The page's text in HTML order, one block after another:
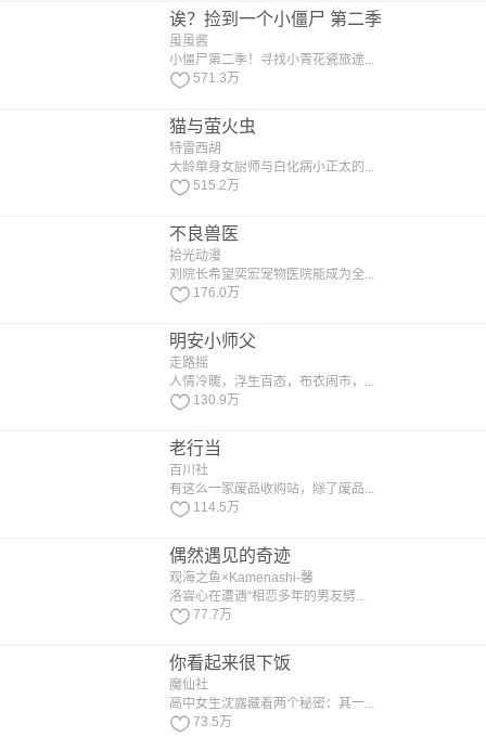
诶？捡到一个小僵尸 第二季
虽虽酱
小僵尸第二季！寻找小青花瓷旅途...
571.3万
猫与萤火虫
特雷西胡
大龄单身女厨师与白化病小正太的...
515.2万
不良兽医
拾光动漫
刘院长希望奕宏宠物医院能成为全...
176.0万
明安小师父
走路摇
人情冷暖，浮生百态，布衣闹市，...
130.9万
老行当
百川社
有这么一家废品收购站，除了废品...
114.5万
偶然遇见的奇迹
观海之鱼×Kamenashi-馨
洛雲心在遭遇“相恋多年的男友劈...
77.7万
你看起来很下饭
魔仙社
高中女生沈露藏着两个秘密：其一...
73.5万